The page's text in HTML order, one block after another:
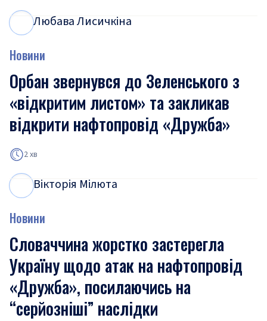
Любава Лисичкіна
Новини
Орбан звернувся до Зеленського з
«відкритим листом» та закликав
відкрити нафтопровід «Дружба»
2 хв
Вікторія Мілюта
Новини
Словаччина жорстко застерегла
Україну щодо атак на нафтопровід
«Дружба», посилаючись на
“серйозніші” наслідки